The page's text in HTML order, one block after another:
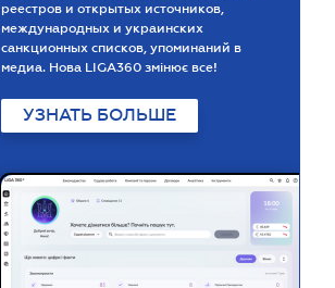
реестров и открытых источников,
международных и украинских
санкционных списков, упоминаний в
медиа. Нова LIGA360 змінює все!
УЗНАТЬ БОЛЬШЕ